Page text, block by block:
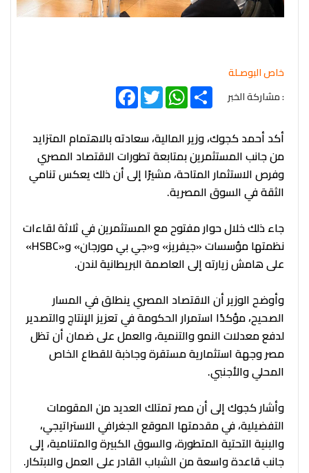
خاص البوصـلة
: مشاركة الخبر
FacebookTwitter
WhatsAppShare
أكد أحمد كجوك، وزير المالية، سعادته بالاهتمام المتزايد
من جانب المستثمرين بمتابعة تطورات الاقتصاد المصري
وفرص الاستثمار المتاحة، مشيرًا إلى أن ذلك يعكس تنامي
الثقة في السوق المصرية.
جاء ذلك خلال حوار مفتوح مع المستثمرين في ثلاثة لقاءات
نظمتها مؤسسات «جيفريز» و«جي بي مورجان» و«HSBC»
على هامش زيارته إلى العاصمة البريطانية لندن.
وأوضح الوزير أن الاقتصاد المصري ينطلق في المسار
الصحيح، مؤكدًا استمرار الحكومة في تعزيز الإنتاج والتصدير
لدفع معدلات النمو والتنمية، والعمل على ضمان أن تظل
مصر وجهة استثمارية مستقرة وجاذبة للقطاع الخاص
المحلي والأجنبي.
وأشار كجوك إلى أن مصر تمتلك العديد من المقومات
التفضيلية، في مقدمتها الموقع الجغرافي الاستراتيجي،
والبنية التحتية المتطورة، والسوق الكبيرة والمتنامية، إلى
جانب قاعدة واسعة من الشباب القادر على العمل والابتكار.